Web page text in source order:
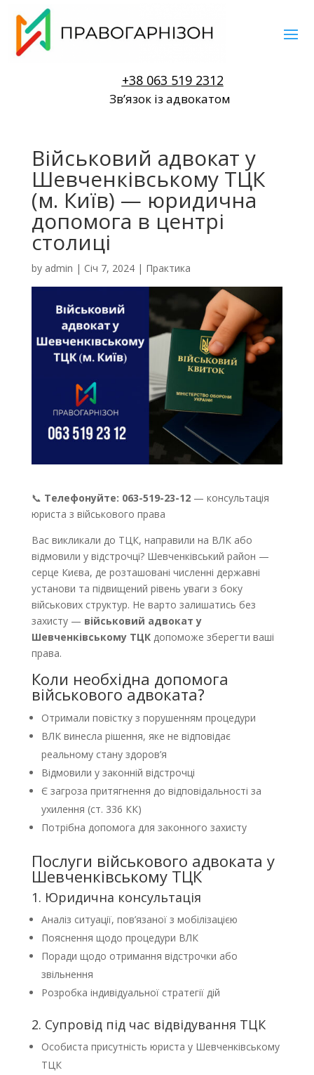
+38 063 519 2312
Звʼязок із адвокатом
Військовий адвокат у
Шевченківському ТЦК
(м. Київ) — юридична
допомога в центрі
столиці
by admin | Січ 7, 2024| Практика
📞 Телефонуйте: 063-519-23-12— консультація
юриста з військового права
Вас викликали до ТЦК, направили на ВЛК або
відмовили у відстрочці? Шевченківський район —
серце Києва, де розташовані численні державні
установи та підвищений рівень уваги з боку
військових структур. Не варто залишатись без
захисту — військовий адвокат у
Шевченківському ТЦКдопоможе зберегти ваші
права.
Коли необхідна допомога
військового адвоката?
Отримали повістку з порушенням процедури
ВЛК винесла рішення, яке не відповідає
реальному стану здоров’я
Відмовили у законній відстрочці
Є загроза притягнення до відповідальності за
ухилення (ст. 336 КК)
Потрібна допомога для законного захисту
Послуги військового адвоката у
Шевченківському ТЦК
1. Юридична консультація
Аналіз ситуації, пов’язаної з мобілізацією
Пояснення щодо процедури ВЛК
Поради щодо отримання відстрочки або
звільнення
Розробка індивідуальної стратегії дій
2. Супровід під час відвідування ТЦК
Особиста присутність юриста у Шевченківському
ТЦК